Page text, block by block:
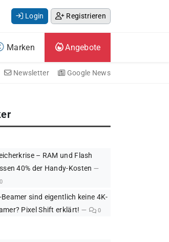
Login Registrieren
Marken Angebote
Newsletter Google News
– RAM und Flash
40% der Handy-Kosten
0
Beamer sind eigentlich keine 4K-
Pixel Shift erklärt!
0